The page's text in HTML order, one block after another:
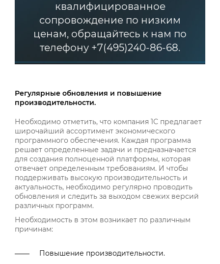
квалифицированное
сопровождение по низким
ценам, обращайтесь к нам по
телефону +7(495)240-86-68.
Регулярные обновления и повышение
производительности.
Необходимо отметить, что компания 1С предлагает
широчайший ассортимент экономического
программного обеспечения. Каждая программа
решает определенные задачи и предназначается
для создания полноценной платформы, которая
отвечает определенным требованиям. И чтобы
поддерживать высокую производительность и
актуальность, необходимо регулярно проводить
обновления и следить за выходом свежих версий
различных программ.
Необходимость в этом возникает по различным
причинам:
Повышение производительности.